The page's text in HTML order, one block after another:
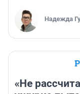
Надежда
«Не